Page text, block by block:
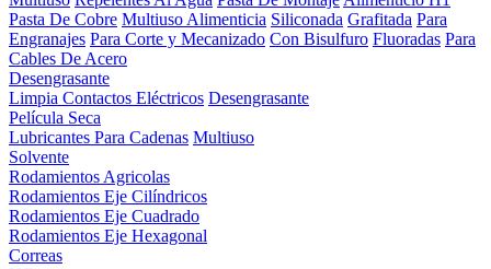
Pasta De Cobre Multiuso Alimenticia Siliconada Grafitada Para
Engranajes Para Corte y Mecanizado Con Bisulfuro Fluoradas Para
Cables De Acero
Desengrasante
Limpia Contactos Eléctricos Desengrasante
Película Seca
Lubricantes Para Cadenas Multiuso
Solvente
Rodamientos Agricolas
Rodamientos Eje Cilíndricos
Rodamientos Eje Cuadrado
Rodamientos Eje Hexagonal
Correas